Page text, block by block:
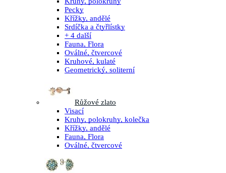
Pecky
Křížky, andělé
Srdíčka a čtyřlístky
+ 4 další
Fauna, Flora
Oválné, čtvercové
Kruhové, kulaté
Geometrický, soliterní
Růžové zlato
Visací
Kruhy, polokruhy, kolečka
Křížky, andělé
Fauna, Flora
Oválné, čtvercové